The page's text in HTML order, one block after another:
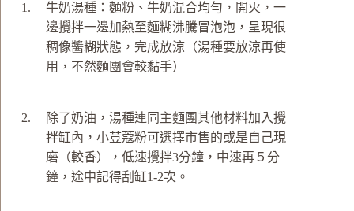
牛奶湯種：麵粉、牛奶混合均勻，開火，一
邊攪拌一邊加熱至麵糊沸騰冒泡泡，呈現很
稠像醬糊狀態，完成放涼（湯種要放涼再使
用，不然麵團會較黏手）
除了奶油，湯種連同主麵團其他材料加入攪
拌缸內，小荳蔻粉可選擇市售的或是自己現
磨（較香），低速攪拌3分鐘，中速再５分
鐘，途中記得刮缸1-2次。